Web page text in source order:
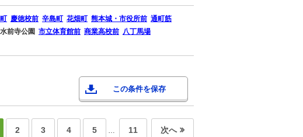
慶徳校前 辛島町 花畑町 熊本城・市役所前 通町筋
水前寺公園 市立体育館前 商業高校前 八丁馬場
この条件を保存
2 3 4 5 … 11 次へ